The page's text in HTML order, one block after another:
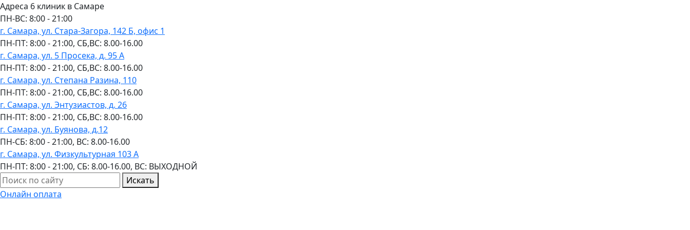
Адреса 6 клиник в Самаре
ПН-ВC: 8:00 - 21:00
г. Самара, ул. Стара-Загора, 142 Б, офис 1
ПН-ПТ: 8:00 - 21:00, СБ,ВС: 8.00-16.00
г. Самара, ул. 5 Просека, д. 95 А
ПН-ПТ: 8:00 - 21:00, СБ,ВС: 8.00-16.00
г. Самара, ул. Степана Разина, 110
ПН-ПТ: 8:00 - 21:00, СБ,ВС: 8.00-16.00
г. Самара, ул. Энтузиастов, д. 26
ПН-ПТ: 8:00 - 21:00, СБ,ВС: 8.00-16.00
г. Самара, ул. Буянова, д.12
ПН-СБ: 8:00 - 21:00, ВС: 8.00-16.00
г. Самара, ул. Физкультурная 103 А
ПН-ПТ: 8:00 - 21:00, СБ: 8.00-16.00, ВС: ВЫХОДНОЙ
Искать
Онлайн оплата